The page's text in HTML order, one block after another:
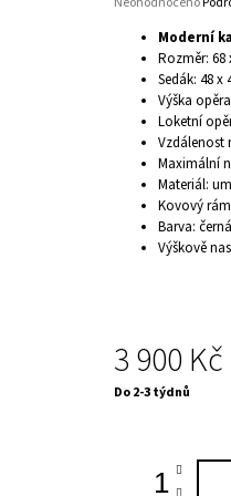
produktu
hvězdiček.
Moderní
Rozměr: 68
Sedák: 48 x
Výška
Loketní
Vzdálenost
Maximální
Materiál:
Kovový rám
Barva: černá
Výškově
3 900 Kč
Měrná
Do 2-3 týdnů